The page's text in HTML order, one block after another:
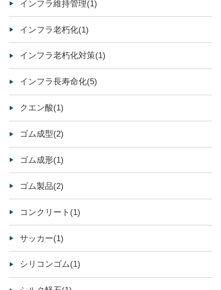
インフラ維持管理(1)
インフラ老朽化(1)
インフラ老朽化対策(1)
インフラ長寿命化(5)
クエン酸(1)
ゴム成型(2)
ゴム成形(1)
ゴム製品(2)
コンクリート(1)
サッカー(1)
シリコンゴム(1)